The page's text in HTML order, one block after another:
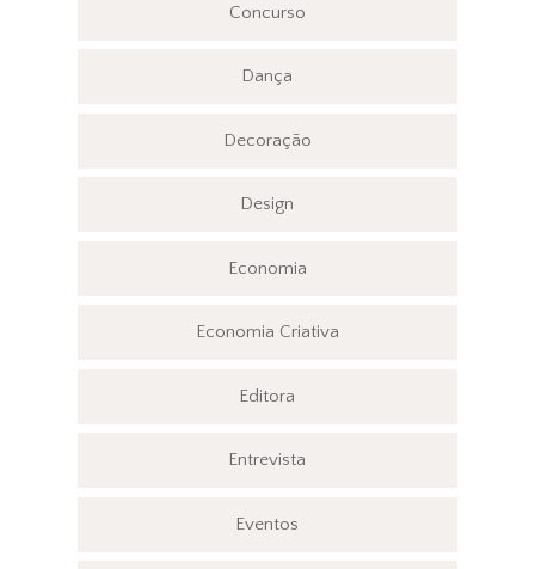
Concurso
Dança
Decoração
Design
Economia
Economia Criativa
Editora
Entrevista
Eventos